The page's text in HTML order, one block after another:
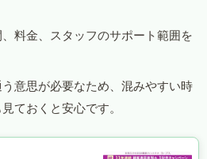
料金、スタッフのサポート範囲を
意思が必要なため、混みやすい時
ておくと安心です。